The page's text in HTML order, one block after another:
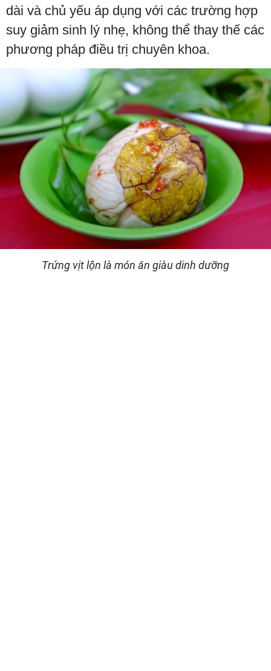
dài và chủ yếu áp dụng với các trường hợp
suy giảm sinh lý nhẹ, không thể thay thế các
phương pháp điều trị chuyên khoa.
Trứng vịt lộn là món ăn giàu dinh dưỡng